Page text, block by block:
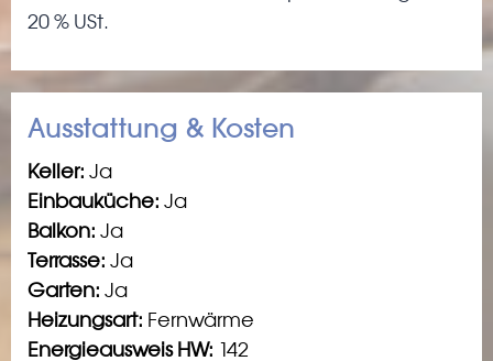
20 % USt.
Ausstattung & Kosten
Keller: Ja
Einbauküche: Ja
Balkon: Ja
Terrasse: Ja
Garten: Ja
Heizungsart: Fernwärme
Energieausweis HW: 142